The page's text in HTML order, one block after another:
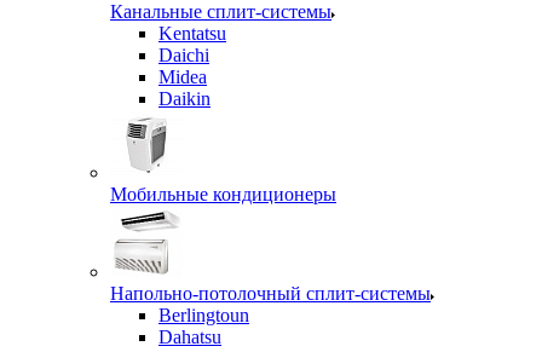
Канальные сплит-системы
Kentatsu
Daichi
Midea
Daikin
Мобильные кондиционеры
Напольно-потолочный сплит-системы
Berlingtoun
Dahatsu